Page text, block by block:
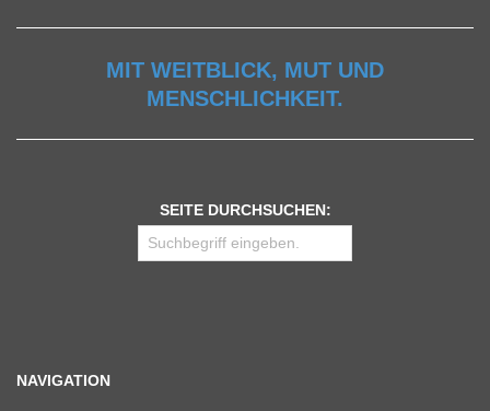
MIT WEITBLICK, MUT UND
MENSCHLICHKEIT.
SEITE DURCHSUCHEN:
NAVIGATION